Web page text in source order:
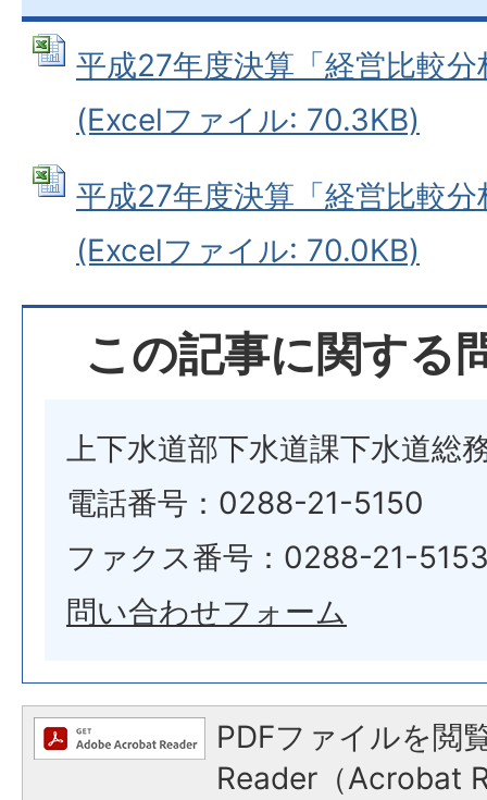
平成27年度決算「経営比較
(Excelファイル: 70.3KB)
平成27年度決算「経営比較
(Excelファイル: 70.0KB)
この記事に関する
上下水道部下水道課下水道総
電話番号：0288-21-5150
ファクス番号：0288-21-
問い合わせフォーム
PDFファイルを閲
Reader（Acrobat